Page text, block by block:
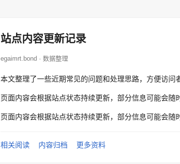
站点内容更新记录
egaimrt.bond · 数据整理
本文整理了一些近期常见的问题和处理思路，方便访问
页面内容会根据站点状态持续更新，部分信息可能会随
页面内容会根据站点状态持续更新，部分信息可能会随
相关阅读 内容归档 更多资料